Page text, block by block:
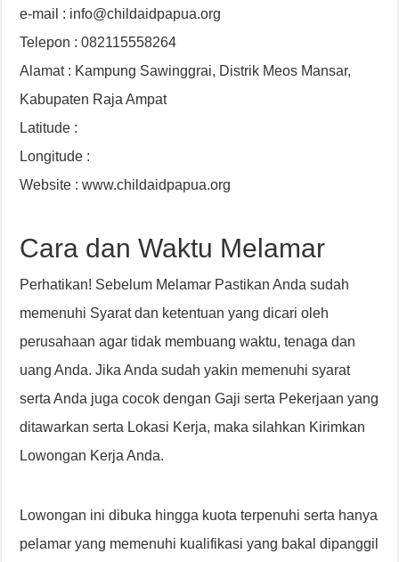
e-mail : info@childaidpapua.org
Telepon : 082115558264
Alamat : Kampung Sawinggrai, Distrik Meos Mansar,
Kabupaten Raja Ampat
Latitude :
Longitude :
Website : www.childaidpapua.org
Cara dan Waktu Melamar
Perhatikan! Sebelum Melamar Pastikan Anda sudah
memenuhi Syarat dan ketentuan yang dicari oleh
perusahaan agar tidak membuang waktu, tenaga dan
uang Anda. Jika Anda sudah yakin memenuhi syarat
serta Anda juga cocok dengan Gaji serta Pekerjaan yang
ditawarkan serta Lokasi Kerja, maka silahkan Kirimkan
Lowongan Kerja Anda.
Lowongan ini dibuka hingga kuota terpenuhi serta hanya
pelamar yang memenuhi kualifikasi yang bakal dipanggil